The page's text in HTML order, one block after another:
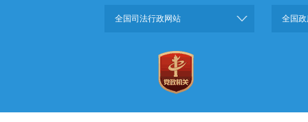
全国司法行政网站 全国